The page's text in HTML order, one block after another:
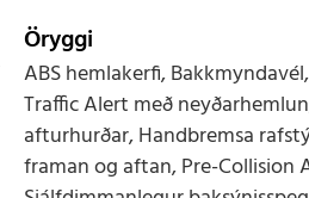
Öryggi
ABS hemlakerfi,
Traffic Alert með
afturhurðar, Handbremsa
framan og aftan, Pre-Collision